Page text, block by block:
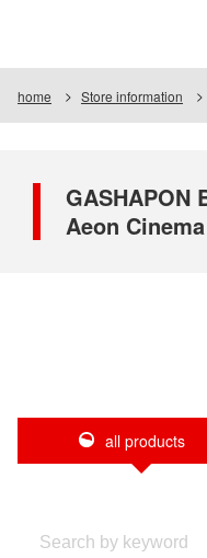
home Store information
GASHAPON
Aeon
all products